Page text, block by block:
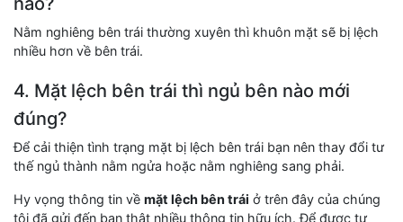
Nằm nghiêng bên trái thường xuyên thì khuôn mặt sẽ bị lệch
nhiều hơn về bên trái.
4. Mặt lệch bên trái thì ngủ bên nào mới
đúng?
Để cải thiện tình trạng mặt bị lệch bên trái bạn nên thay đổi tư
thế ngủ thành nằm ngửa hoặc nằm nghiêng sang phải.
Hy vọng thông tin về mặt lệch bên trái ở trên đây của chúng
tôi đã gửi đến bạn thật nhiều thông tin hữu ích. Để được tư